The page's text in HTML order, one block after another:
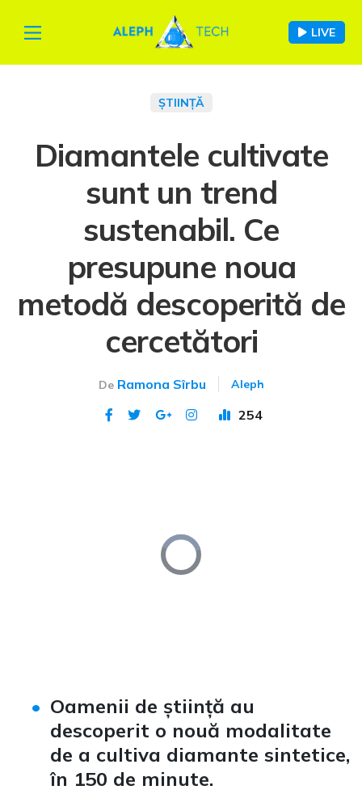
LIVE
ȘTIINȚĂ
Diamantele cultivate
sunt un trend
sustenabil. Ce
presupune noua
metodă descoperită de
cercetători
De Ramona Sîrbu Aleph
254
Video
Player
is
loading.
Oamenii de știință au
descoperit o nouă modalitate
de a cultiva diamante sintetice,
în 150 de minute.